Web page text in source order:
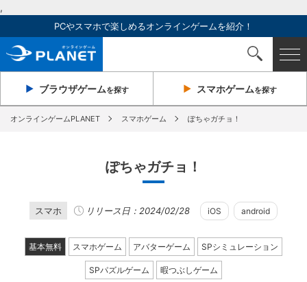
,
PCやスマホで楽しめるオンラインゲームを紹介！
ブラウザゲームを探す スマホゲームを探す
オンラインゲームPLANET スマホゲーム ぽちゃガチョ！
ぽちゃガチョ！
スマホ リリース日：2024/02/28 iOS android
基本無料 スマホゲーム アバターゲーム SPシミュレーション
SPパズルゲーム 暇つぶしゲーム